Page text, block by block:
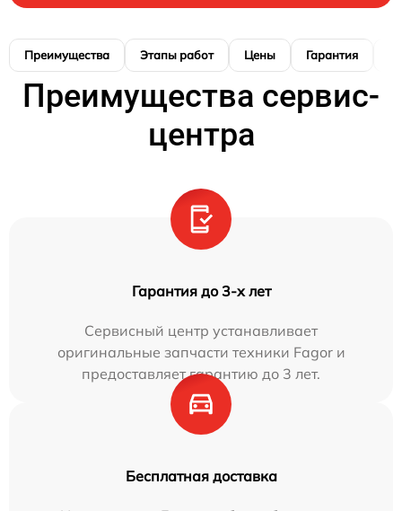
Преимущества Этапы работ Цены Гарантия
Преимущества сервис-
центра
Гарантия до 3-х лет
Сервисный центр устанавливает
оригинальные запчасти техники Fagor и
предоставляет гарантию до 3 лет.
Бесплатная доставка